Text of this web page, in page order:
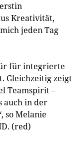
Kreativität,
jeden Tag
für integrierte
Gleichzeitig zeigt
Teamspirit –
auch in der
so Melanie
(red)